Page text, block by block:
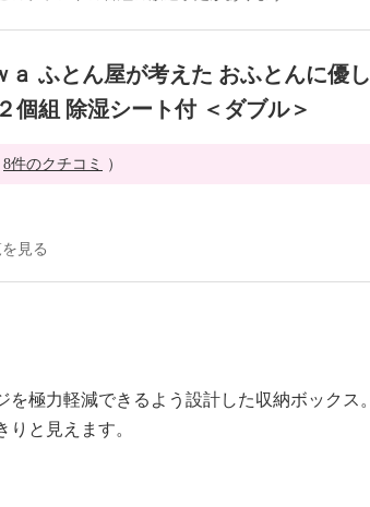
ａ ふとん屋が考えた おふとんに優し
個組 除湿シート付 ＜ダブル＞
8件のクチコミ ）
見る
を極力軽減できるよう設計した収納ボックス。
と見えます。